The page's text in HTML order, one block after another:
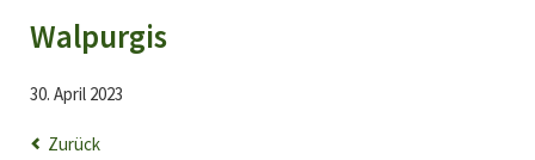
Walpurgis
30. April 2023
Zurück